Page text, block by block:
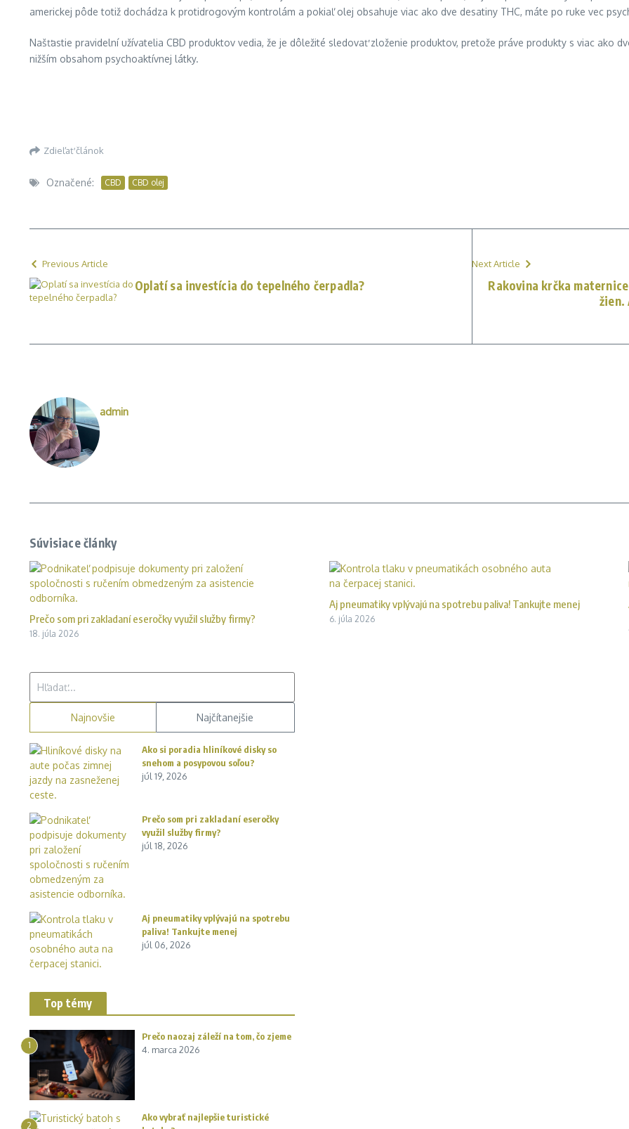
americkej pôde totiž dochádza k protidrogovým kontrolám a pokiaľ olej obsahuje viac ako dve desatiny THC, máte po ruke vec
Našťastie pravidelní užívatelia CBD produktov vedia, že je dôležité sledovať zloženie produktov, pretože práve produkty s viac ako
nižším obsahom psychoaktívnej látky.
Zdieľať článok
Označené: CBD CBD olej
Previous Article
Oplatí sa investícia do tepelného čerpadla?
Next Article
Rakovina krčka
žien.
admin
Súvisiace články
Prečo som pri zakladaní eseročky využil služby firmy?
18. júla 2026
Aj pneumatiky vplývajú na spotrebu paliva! Tankujte menej
6. júla 2026
Najnovšie Najčítanejšie
Ako si poradia hliníkové disky so
snehom a posypovou soľou?
júl 19, 2026
Prečo som pri zakladaní eseročky
využil služby firmy?
júl 18, 2026
Aj pneumatiky vplývajú na spotrebu
paliva! Tankujte menej
júl 06, 2026
Top témy
1
Prečo naozaj záleží na tom, čo zjeme
4. marca 2026
2
Ako vybrať najlepšie turistické